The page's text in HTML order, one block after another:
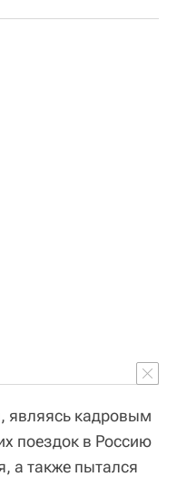
являясь кадровым
поездок в Россию
а также пытался